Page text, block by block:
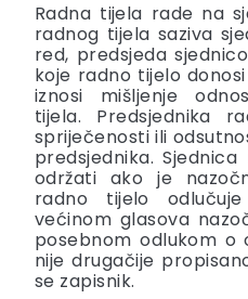
Radna tijela rade na
radnog tijela saziva
red, predsjeda
koje radno tijelo
iznosi mišljenje
tijela. Predsjednika
spriječenosti ili
predsjednika.
održati ako je
radno tijelo
većinom glasova
posebnom odlukom o
nije drugačije
se zapisnik.